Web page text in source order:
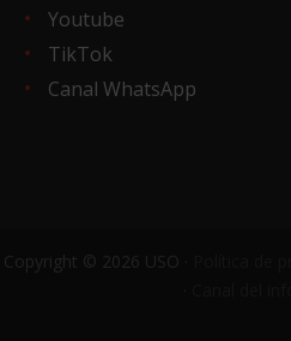
Youtube
TikTok
Canal WhatsApp
Copyright © 2026 USO ·